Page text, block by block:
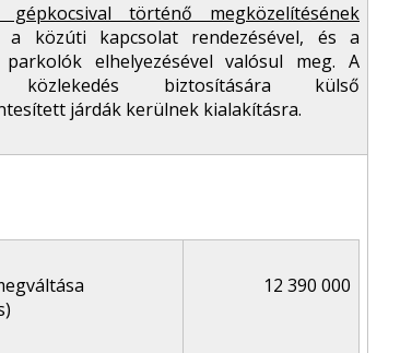
történő megközelítésének
a közúti kapcsolat rendezésével, és a
parkolók elhelyezésével valósul meg. A
közlekedés biztosítására külső
járdák kerülnek kialakításra.
12 390 000